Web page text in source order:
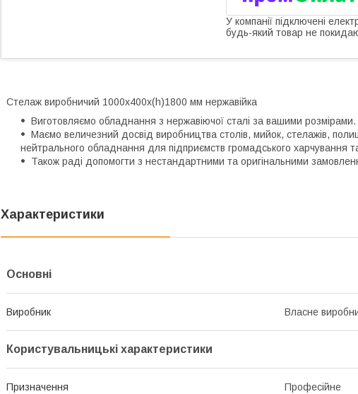
У компанії підключені
будь-який товар не
Стелаж виробничий 1000х400х(h)1800 мм нержавійка
Виготовляємо обладнання з нержавіючої сталі за вашими розмірами.
Маємо величезний досвід виробництва столів, мийок, стелажів,
нейтрального обладнання для підприємств громадського харчування та
Також раді допомогти з нестандартними та оригінальними
Характеристики
Основні
Виробник Власне
Користувальницькі характеристики
Призначення Професійне